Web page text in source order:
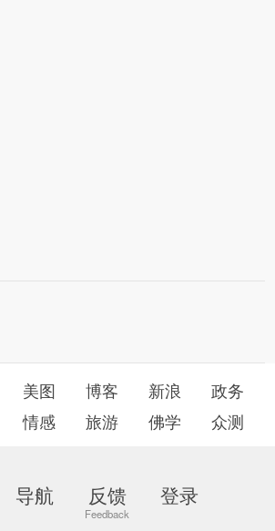
美图 博客 新浪
政务
情感 旅游 佛学 众测
导航 反馈 登录